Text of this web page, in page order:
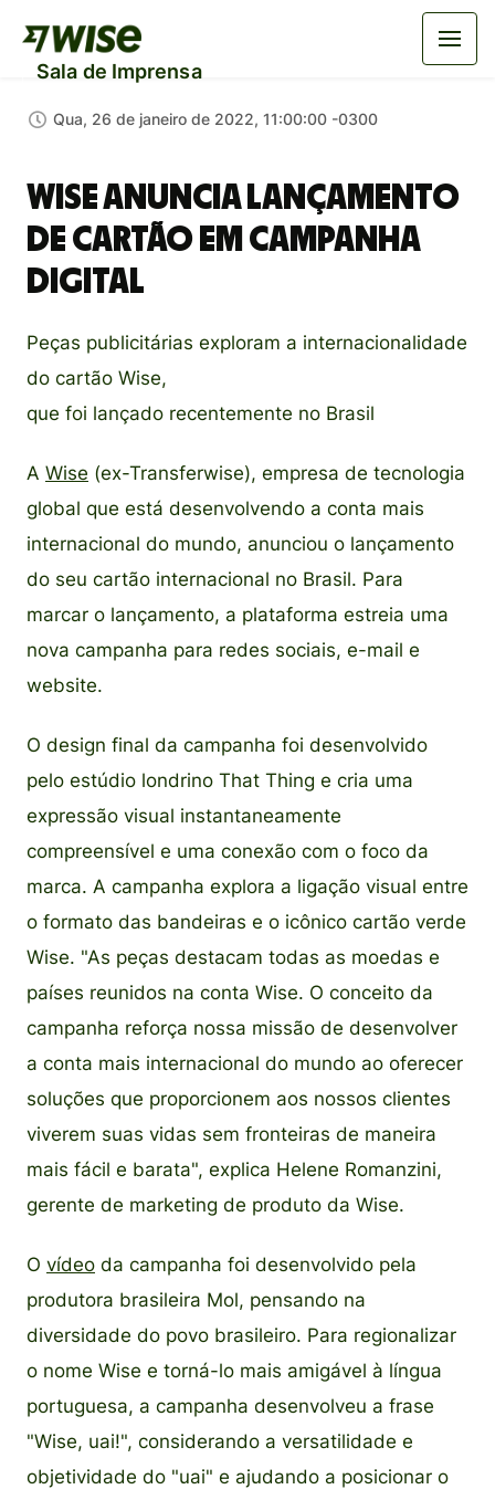
Sala de Imprensa
Qua, 26 de janeiro de 2022, 11:00:00 -0300
Wise anuncia lançamento
de cartão em campanha
digital
Peças publicitárias exploram a internacionalidade
do cartão Wise,
que foi lançado recentemente no Brasil
A Wise (ex-Transferwise), empresa de tecnologia
global que está desenvolvendo a conta mais
internacional do mundo, anunciou o lançamento
do seu cartão internacional no Brasil. Para
marcar o lançamento, a plataforma estreia uma
nova campanha para redes sociais, e-mail e
website.
O design final da campanha foi desenvolvido
pelo estúdio londrino That Thing e cria uma
expressão visual instantaneamente
compreensível e uma conexão com o foco da
marca. A campanha explora a ligação visual entre
o formato das bandeiras e o icônico cartão verde
Wise. "As peças destacam todas as moedas e
países reunidos na conta Wise. O conceito da
campanha reforça nossa missão de desenvolver
a conta mais internacional do mundo ao oferecer
soluções que proporcionem aos nossos clientes
viverem suas vidas sem fronteiras de maneira
mais fácil e barata", explica Helene Romanzini,
gerente de marketing de produto da Wise.
O vídeo da campanha foi desenvolvido pela
produtora brasileira Mol, pensando na
diversidade do povo brasileiro. Para regionalizar
o nome Wise e torná-lo mais amigável à língua
portuguesa, a campanha desenvolveu a frase
"Wise, uai!", considerando a versatilidade e
objetividade do "uai" e ajudando a posicionar o